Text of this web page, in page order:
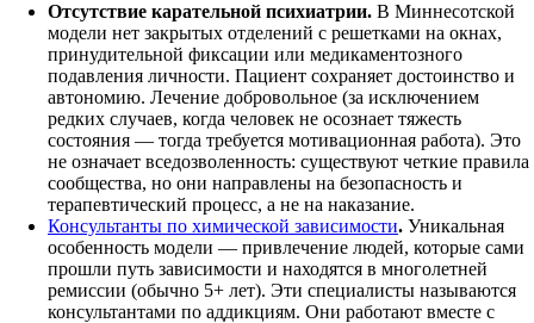
Отсутствие карательной психиатрии. В Миннесотской
модели нет закрытых отделений с решетками на окнах,
принудительной фиксации или медикаментозного
подавления личности. Пациент сохраняет достоинство и
автономию. Лечение добровольное (за исключением
редких случаев, когда человек не осознает тяжесть
состояния — тогда требуется мотивационная работа). Это
не означает вседозволенность: существуют четкие правила
сообщества, но они направлены на безопасность и
терапевтический процесс, а не на наказание.
Консультанты по химической зависимости. Уникальная
особенность модели — привлечение людей, которые сами
прошли путь зависимости и находятся в многолетней
ремиссии (обычно 5+ лет). Эти специалисты называются
консультантами по аддикциям. Они работают вместе с